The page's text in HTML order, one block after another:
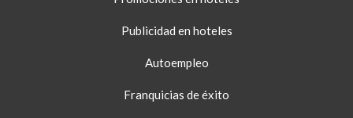
Publicidad en hoteles
Autoempleo
Franquicias de éxito